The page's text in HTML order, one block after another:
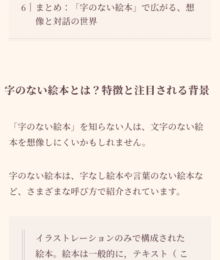
まとめ：「字のない絵本」で広がる、想
像と対話の世界
字のない絵本とは？特徴と注目される背景
「字のない絵本」を知らない人は、文字のない絵
本を想像しにくいかもしれません。
字のない絵本は、字なし絵本や言葉のない絵本な
ど、さまざまな呼び方で紹介されています。
イラストレーションのみで構成された
絵本。絵本は一般的に，テキスト（ こ